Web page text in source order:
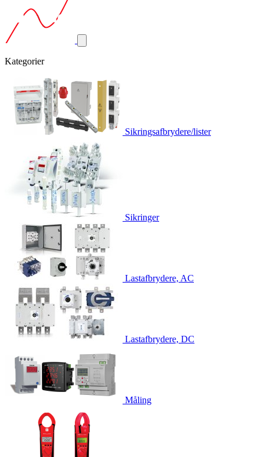
Kategorier
Sikringsafbrydere/lister
Sikringer
Lastafbrydere, AC
Lastafbrydere, DC
Måling